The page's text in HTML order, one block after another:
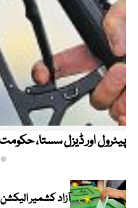
پیٹرول اور ڈیزل سستا،